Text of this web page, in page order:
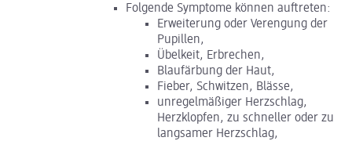
Folgende Symptome können auftreten:
Erweiterung oder Verengung der
Pupillen,
Übelkeit, Erbrechen,
Blaufärbung der Haut,
Fieber, Schwitzen, Blässe,
unregelmäßiger Herzschlag,
Herzklopfen, zu schneller oder zu
langsamer Herzschlag,